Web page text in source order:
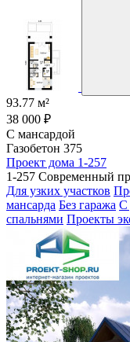
93.77 м²
38 000 ₽
С мансардой
Газобетон 375
Проект дома 1-257
1-257 Современный
Для узких участков
мансарда Без гаража С
спальнями Проекты